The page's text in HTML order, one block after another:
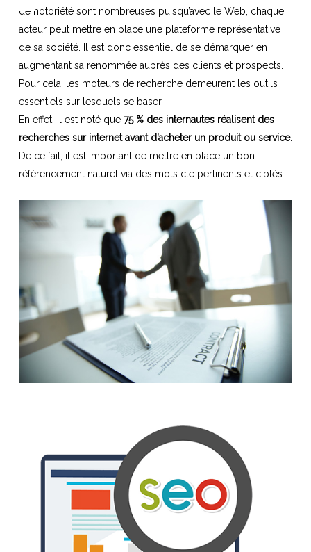
de notoriété sont nombreuses puisqu’avec le Web, chaque
acteur peut mettre en place une plateforme représentative
de sa société. Il est donc essentiel de se démarquer en
augmentant sa renommée auprès des clients et prospects.
Pour cela, les moteurs de recherche demeurent les outils
essentiels sur lesquels se baser.
En effet, il est noté que 75 % des internautes réalisent des
recherches sur internet avant d’acheter un produit ou service.
De ce fait, il est important de mettre en place un bon
référencement naturel via des mots clé pertinents et ciblés.